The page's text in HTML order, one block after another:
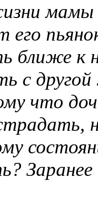
мамы
ближе к
с
что